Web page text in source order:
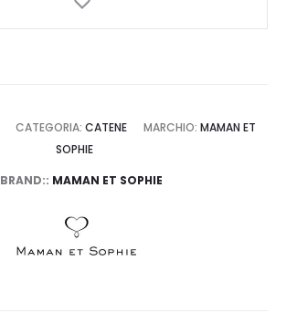
CATEGORIA: CATENE MARCHIO: MAMAN ET
SOPHIE
BRAND:: MAMAN ET SOPHIE